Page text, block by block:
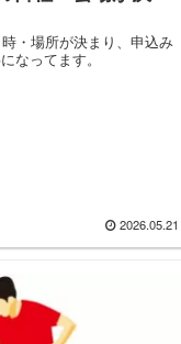
・場所が決まり、申込み
なってます。
2026.05.21